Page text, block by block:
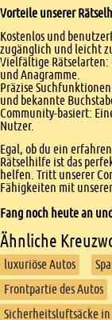
Vorteile unserer
Kostenlos und
zugänglich und leicht
Vielfältige Rätselarten:
und Anagramme.
Präzise
und bekannte
Community-basiert:
Nutzer.
Egal, ob du ein
Rätselhilfe ist das
helfen. Tritt unserer
Fähigkeiten mit
Fang noch heute an
Ähnliche
luxuriöse Autos
Frontpartie des Autos
Sicherheitsluftsäcke